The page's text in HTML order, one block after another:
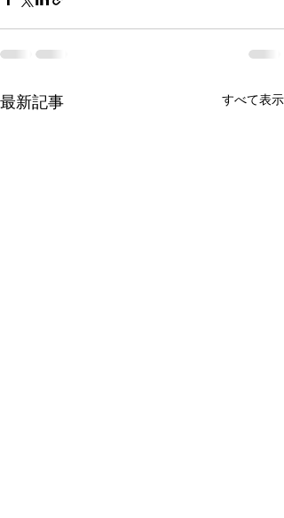
最新記事 すべて表示